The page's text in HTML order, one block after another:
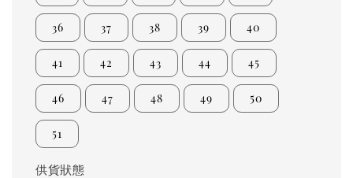
36 37 38 39 40
41 42 43 44 45
46 47 48 49 50
51
供貨狀態